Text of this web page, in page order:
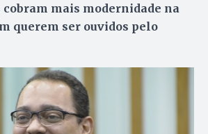
cobram mais modernidade na
querem ser ouvidos pelo